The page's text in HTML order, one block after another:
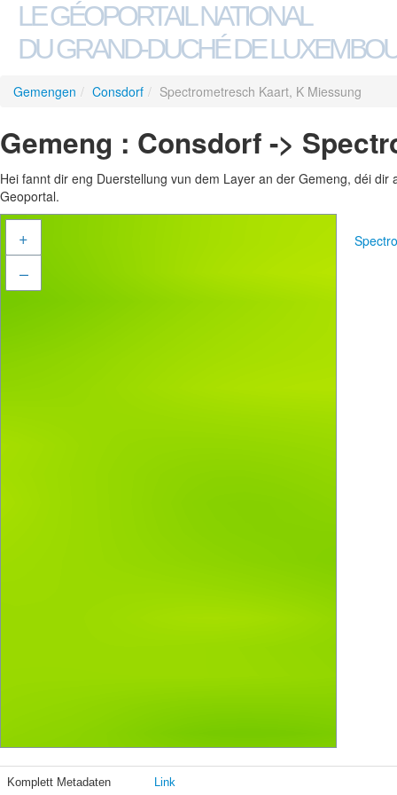
LE GÉOPORTAIL NATIONAL
DU GRAND-DUCHÉ DE
Gemengen / Consdorf / Spectrometresch Kaart, K Miessung
Gemeng : Consdorf ->
Hei fannt dir eng Duerstellung vun dem Layer an der Gemeng, déi
Geoportal.
+
–
Komplett Metadaten Link